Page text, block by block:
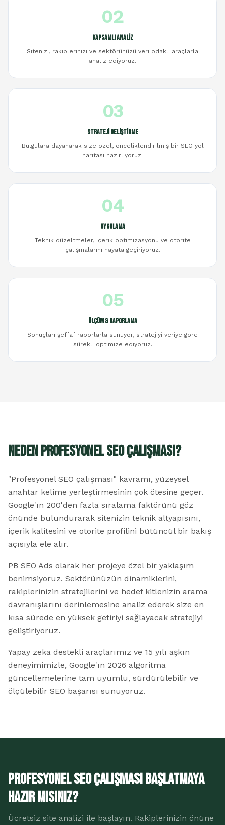
02
Kapsamlı Analiz
Sitenizi, rakiplerinizi ve sektörünüzü veri odaklı araçlarla
analiz ediyoruz.
03
Strateji Geliştirme
Bulgulara dayanarak size özel, önceliklendirilmiş bir SEO yol
haritası hazırlıyoruz.
04
Uygulama
Teknik düzeltmeler, içerik optimizasyonu ve otorite
çalışmalarını hayata geçiriyoruz.
05
Ölçüm & Raporlama
Sonuçları şeffaf raporlarla sunuyor, stratejiyi veriye göre
sürekli optimize ediyoruz.
Neden Profesyonel SEO Çalışması?
"Profesyonel SEO çalışması" kavramı, yüzeysel
anahtar kelime yerleştirmesinin çok ötesine geçer.
Google'ın 200'den fazla sıralama faktörünü göz
önünde bulundurarak sitenizin teknik altyapısını,
içerik kalitesini ve otorite profilini bütüncül bir bakış
açısıyla ele alır.
PB SEO Ads olarak her projeye özel bir yaklaşım
benimsiyoruz. Sektörünüzün dinamiklerini,
rakiplerinizin stratejilerini ve hedef kitlenizin arama
davranışlarını derinlemesine analiz ederek size en
kısa sürede en yüksek getiriyi sağlayacak stratejiyi
geliştiriyoruz.
Yapay zeka destekli araçlarımız ve 15 yılı aşkın
deneyimimizle, Google'ın 2026 algoritma
güncellemelerine tam uyumlu, sürdürülebilir ve
ölçülebilir SEO başarısı sunuyoruz.
Profesyonel SEO Çalışması Başlatmaya
Hazır Mısınız?
Ücretsiz site analizi ile başlayın. Rakiplerinizin önüne